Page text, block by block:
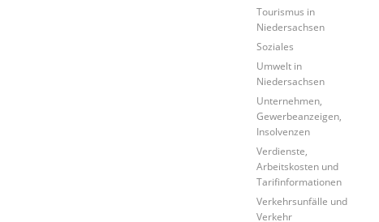
Tourismus in
Niedersachsen
Soziales
Umwelt in
Niedersachsen
Unternehmen,
Gewerbeanzeigen,
Insolvenzen
Verdienste,
Arbeitskosten und
Tarifinformationen
Verkehrsunfälle und
Verkehr